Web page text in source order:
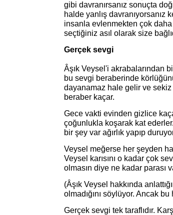
gibi davranırsanız sonuçta
halde yanlış davranıyorsanız
insanla evlenmekten çok
seçtiğiniz asıl olarak size
Gerçek sevgi
Âşık Veysel'i akrabalarından
bu sevgi beraberinde
dayanamaz hale gelir ve sekiz
beraber kaçar.
Gece vakti evinden gizlice
çoğunlukla koşarak kat
bir şey var ağırlık yapıp
Veysel meğerse her şeyden
Veysel karısını o kadar çok
olmasın diye ne kadar parası
(Âşık Veysel hakkında
olmadığını söylüyor. Ancak
Gerçek sevgi tek taraflıdır.